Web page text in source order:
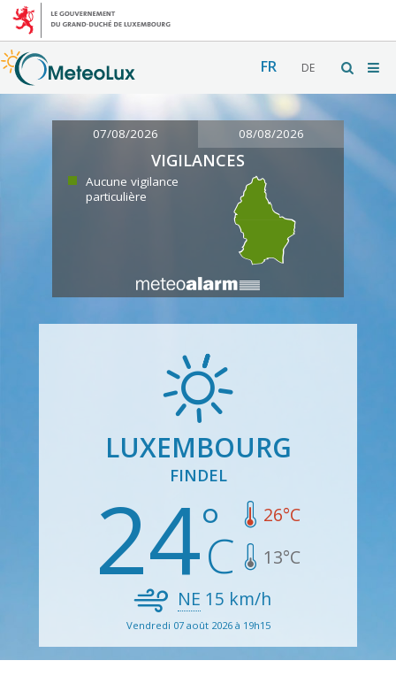
FR DE
07/08/2026 08/08/2026
VIGILANCES
Aucune vigilance
particulière
LUXEMBOURG
FINDEL
24 26°C
13°C
NE 15 km/h
Vendredi 07 août 2026 à 19h15